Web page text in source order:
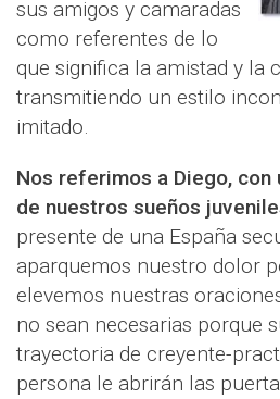
sus amigos y camaradas
como referentes de lo
que significa la amistad y la
transmitiendo un estilo
imitado.
Nos referimos a Diego, con
de nuestros sueños
presente de una España
aparquemos nuestro dolor
elevemos nuestras
no sean necesarias porque
trayectoria de creyente-
persona le abrirán las